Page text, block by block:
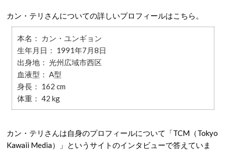
カン・テリさんについての詳しいプロフィールはこちら。
本名： カン・ユンギョン
生年月日： 1991年7月8日
出身地： 光州広域市西区
血液型： A型
身長： 162 cm
体重： 42 kg
カン・テリさんは自身のプロフィールについて「TCM（Tokyo
Kawaii Media）」というサイトのインタビューで答えていま